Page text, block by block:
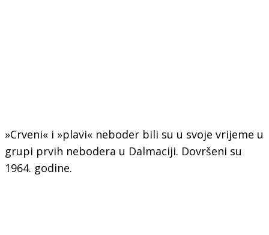
»Crveni« i »plavi« neboder bili su u svoje vrijeme u
grupi prvih nebodera u Dalmaciji. Dovršeni su
1964. godine.